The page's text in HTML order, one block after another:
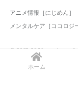
ホーム
アニメ情報［にじめん］
メンタルケア［ココロジ
© 2017-2026 nazology. all